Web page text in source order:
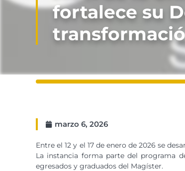
fortalece su
marzo 6, 2026
Entre el 12 y el 17 de enero de 2026 se
La instancia forma parte del programa
egresados y graduados del Magíster.